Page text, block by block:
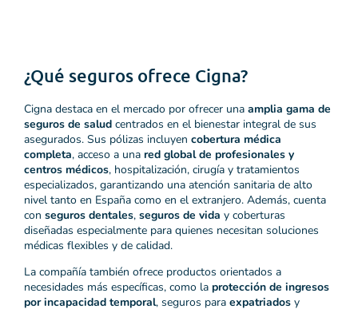
¿Qué seguros ofrece Cigna?
Cigna destaca en el mercado por ofrecer una amplia gama de
seguros de salud centrados en el bienestar integral de sus
asegurados. Sus pólizas incluyen cobertura médica
completa, acceso a una red global de profesionales y
centros médicos, hospitalización, cirugía y tratamientos
especializados, garantizando una atención sanitaria de alto
nivel tanto en España como en el extranjero. Además, cuenta
con seguros dentales, seguros de vida y coberturas
diseñadas especialmente para quienes necesitan soluciones
médicas flexibles y de calidad.
La compañía también ofrece productos orientados a
necesidades más específicas, como la protección de ingresos
por incapacidad temporal, seguros para expatriados y